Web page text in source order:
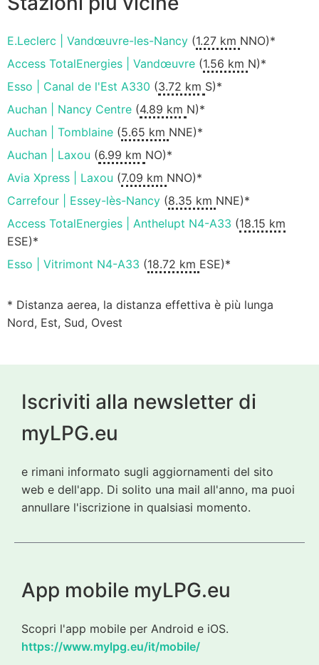
E.Leclerc | Vandœuvre-les-Nancy (1.27 km NNO)*
Access TotalEnergies | Vandœuvre (1.56 km N)*
Esso | Canal de l'Est A330 (3.72 km S)*
Auchan | Nancy Centre (4.89 km N)*
Auchan | Tomblaine (5.65 km NNE)*
Auchan | Laxou (6.99 km NO)*
Avia Xpress | Laxou (7.09 km NNO)*
Carrefour | Essey-lès-Nancy (8.35 km NNE)*
Access TotalEnergies | Anthelupt N4-A33 (18.15 km
ESE)*
Esso | Vitrimont N4-A33 (18.72 km ESE)*
* Distanza aerea, la distanza effettiva è più lunga
Nord, Est, Sud, Ovest
Iscriviti alla newsletter di
myLPG.eu
e rimani informato sugli aggiornamenti del sito
web e dell'app. Di solito una mail all'anno, ma puoi
annullare l'iscrizione in qualsiasi momento.
App mobile myLPG.eu
Scopri l'app mobile per Android e iOS.
https://www.mylpg.eu/it/mobile/